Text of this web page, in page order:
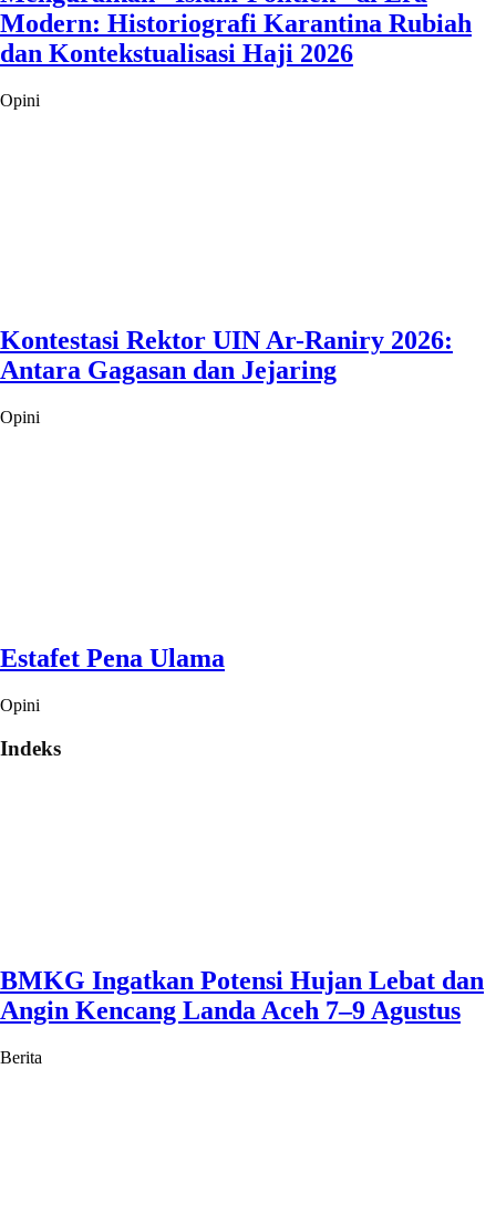
Modern: Historiografi Karantina Rubiah
dan Kontekstualisasi Haji 2026
Opini
Kontestasi Rektor UIN Ar-Raniry 2026:
Antara Gagasan dan Jejaring
Opini
Estafet Pena Ulama
Opini
Indeks
BMKG Ingatkan Potensi Hujan Lebat dan
Angin Kencang Landa Aceh 7–9 Agustus
Berita